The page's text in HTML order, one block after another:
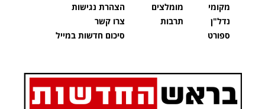
מקומי
נדל"ן
ספורט
מומלצים
תרבות
הצהרת נגישות
צרו קשר
סיכום חדשות במייל